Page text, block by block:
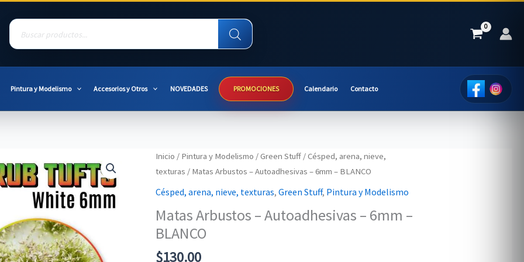
Products
search
Pintura y Modelismo Accesorios y Otros NOVEDADES PROMOCIONES Calendario Contacto
Inicio / Pintura y Modelismo /Green Stuff/Césped, arena, nieve,
texturas / Matas Arbustos – Autoadhesivas – 6mm – BLANCO
Césped, arena, nieve, texturas, Green Stuff, Pintura y Modelismo
Matas Arbustos – Autoadhesivas – 6mm –
BLANCO
$130.00